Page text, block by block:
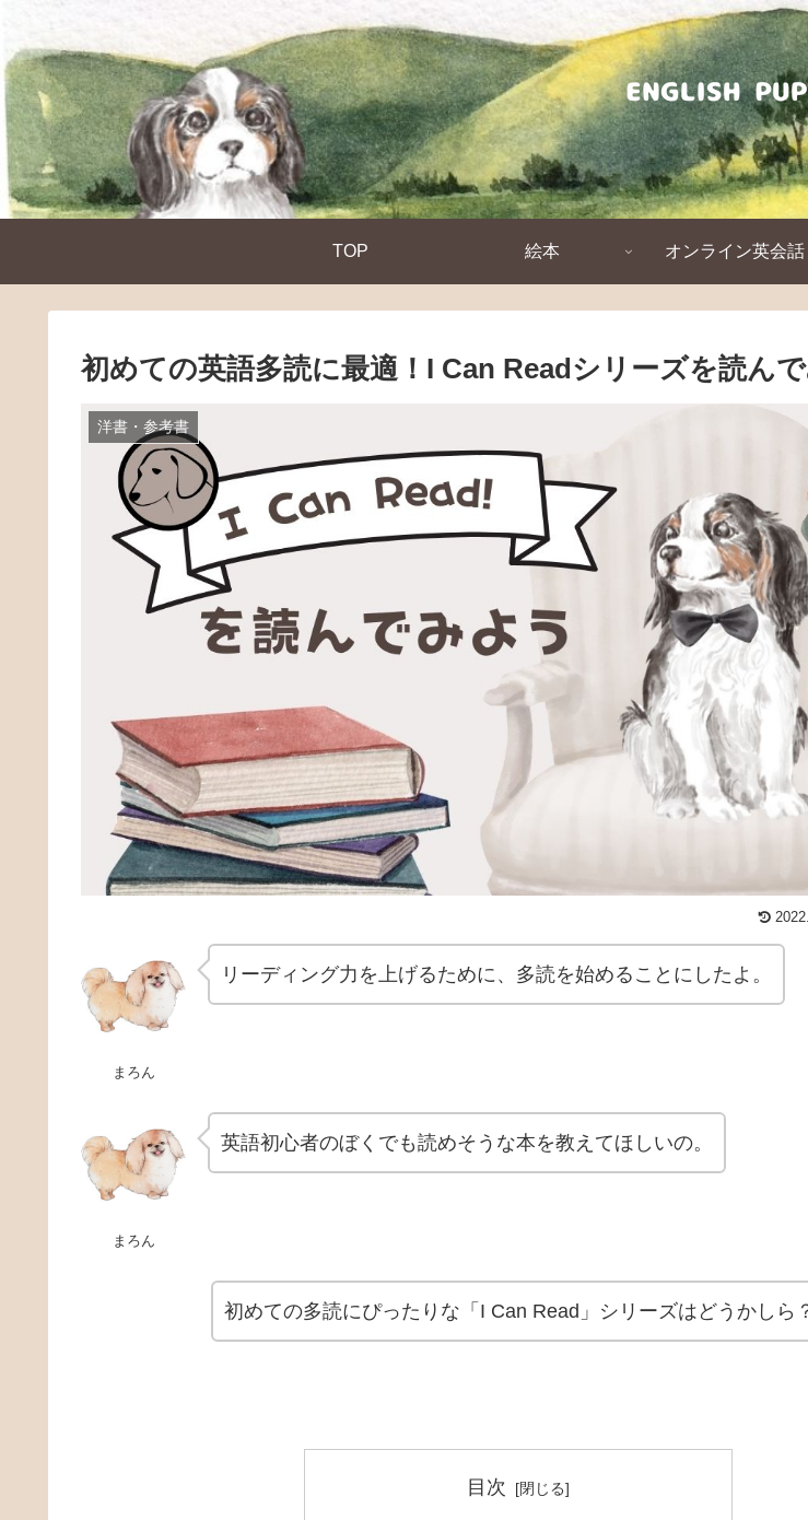
TOP 絵本 オンライン英会話
初めての英語多読に最適！I Can Readシリーズを読んで
洋書・参考書
まろん
リーディング力を上げるために、多読を始めることにしたよ。
まろん
英語初心者のぼくでも読めそうな本を教えてほしいの。
初めての多読にぴったりな「I Can Read」シリーズはどうかしら
目次